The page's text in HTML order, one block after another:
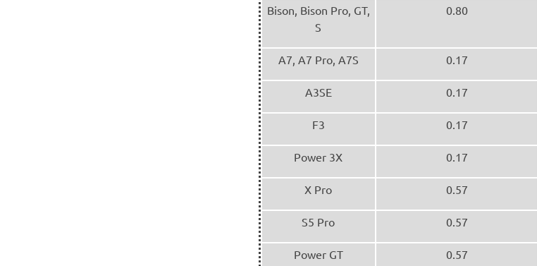
Bison, Bison Pro, GT,
S
0.80
A7, A7 Pro, A7S 0.17
A3SE 0.17
F3 0.17
Power 3X 0.17
X Pro 0.57
S5 Pro 0.57
Power GT 0.57